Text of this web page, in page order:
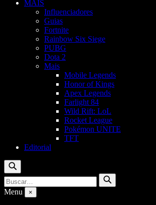
MAIS
Influenciadores
Guias
Fortnite
Rainbow Six Siege
PUBG
Dota 2
Mais
Mobile Legends
Honor of Kings
Apex Legends
Farlight 84
Wild Rift: LoL
Rocket League
Pokémon UNITE
TFT
Editorial
Buscar
Buscar
por:
Buscar
Menu ×